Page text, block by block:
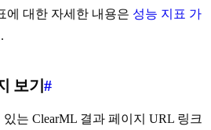
에 대한 자세한 내용은 성능 지표 가
보기#
는 ClearML 결과 페이지 URL 링크